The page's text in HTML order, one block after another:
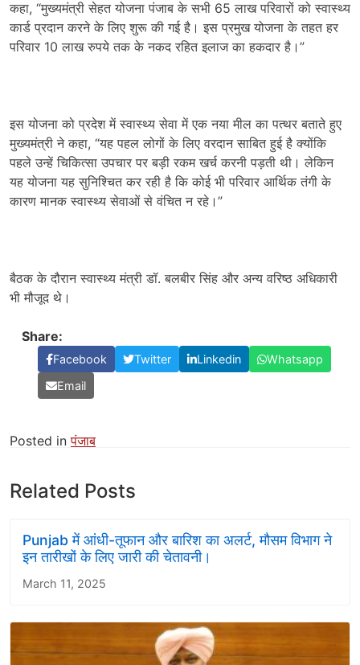
कहा, “मुख्यमंत्री सेहत योजना पंजाब के सभी 65 लाख परिवारों को स्वास्थ्य
कार्ड प्रदान करने के लिए शुरू की गई है। इस प्रमुख योजना के तहत हर
परिवार 10 लाख रुपये तक के नकद रहित इलाज का हकदार है।”
इस योजना को प्रदेश में स्वास्थ्य सेवा में एक नया मील का पत्थर बताते हुए
मुख्यमंत्री ने कहा, “यह पहल लोगों के लिए वरदान साबित हुई है क्योंकि
पहले उन्हें चिकित्सा उपचार पर बड़ी रकम खर्च करनी पड़ती थी। लेकिन
यह योजना यह सुनिश्चित कर रही है कि कोई भी परिवार आर्थिक तंगी के
कारण मानक स्वास्थ्य सेवाओं से वंचित न रहे।”
बैठक के दौरान स्वास्थ्य मंत्री डॉ. बलबीर सिंह और अन्य वरिष्ठ अधिकारी
भी मौजूद थे।
Share:
Facebook Twitter Linkedin
Whatsapp
Email
Posted inपंजाब
Related Posts
Punjab में आंधी-तूफान और बारिश का अलर्ट, मौसम विभाग ने
इन तारीखों के लिए जारी की चेतावनी।
March 11, 2025